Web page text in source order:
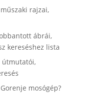
rajzai,
ábrái,
kereséshez lista
útmutatói,
mosógép?